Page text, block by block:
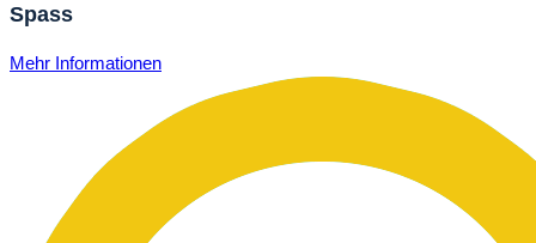
Spass
Mehr Informationen